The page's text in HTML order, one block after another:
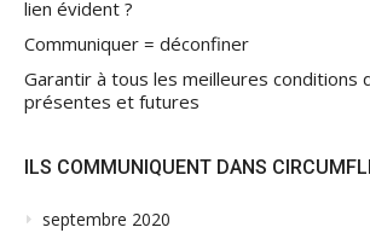
lien évident ?
Communiquer = déconfiner
Garantir à tous les meilleures conditions
présentes et futures
ILS COMMUNIQUENT DANS
septembre 2020